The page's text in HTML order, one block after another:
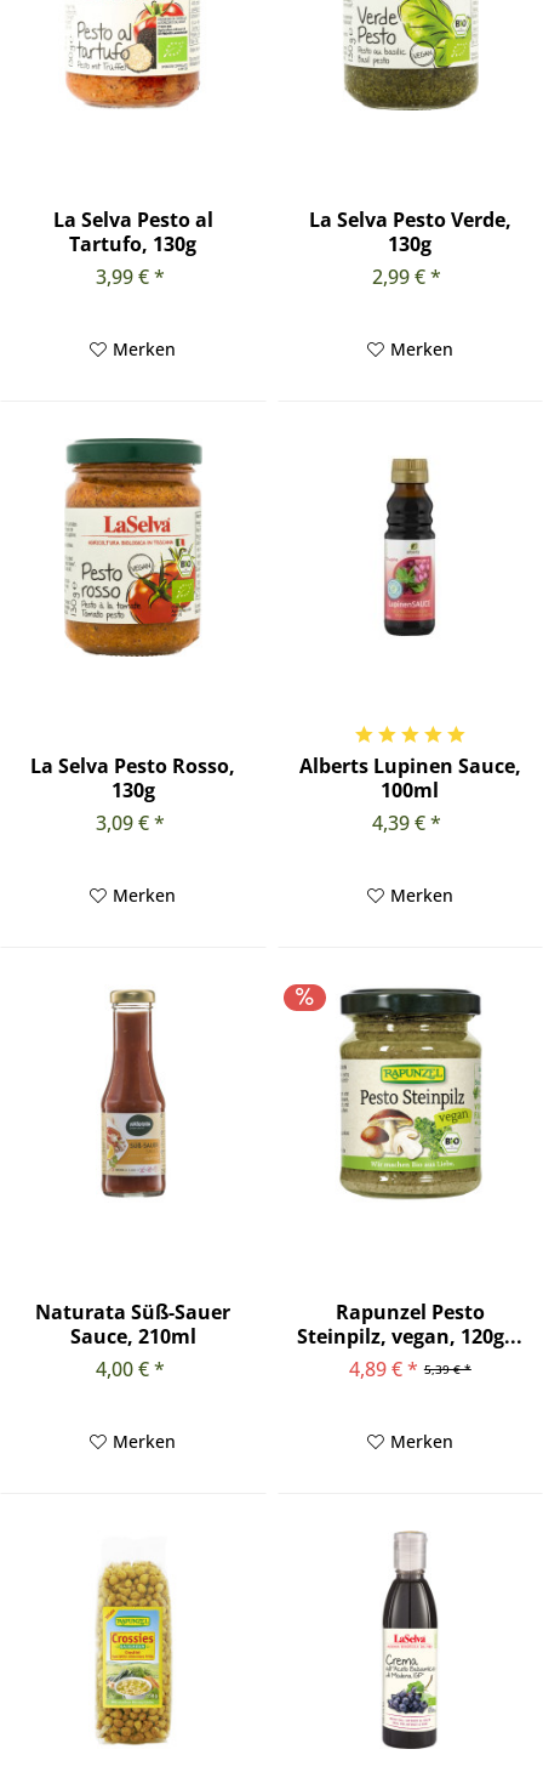
La Selva Pesto al
Tartufo, 130g
3,99 € *
Merken
La Selva Pesto Verde,
130g
2,99 € *
Merken
La Selva Pesto Rosso,
130g
3,09 € *
Merken
Alberts Lupinen Sauce,
100ml
4,39 € *
Merken
Naturata Süß-Sauer
Sauce, 210ml
4,00 € *
Merken
Rapunzel Pesto
Steinpilz, vegan, 120g...
5,39 € *
4,89 € *
Merken